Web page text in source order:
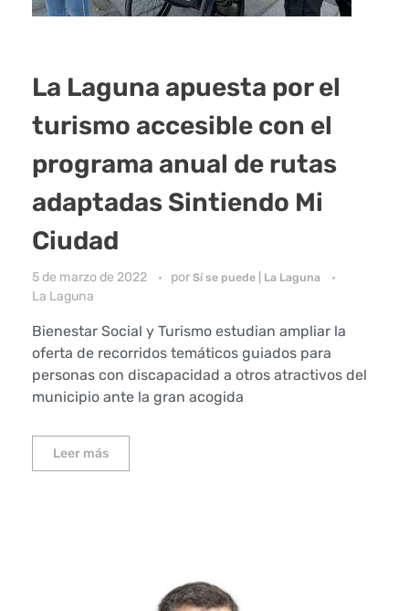
La Laguna apuesta por el
turismo accesible con el
programa anual de rutas
adaptadas Sintiendo Mi
Ciudad
5 de marzo de 2022 por Sí se puede | La Laguna
La Laguna
Bienestar Social y Turismo estudian ampliar la
oferta de recorridos temáticos guiados para
personas con discapacidad a otros atractivos del
municipio ante la gran acogida
Leer más